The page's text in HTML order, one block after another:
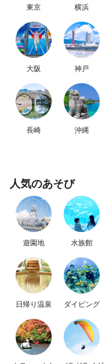
東京 横浜
大阪 神戸
長崎 沖縄
人気のあそび
遊園地 水族館
日帰り温泉 ダイビング